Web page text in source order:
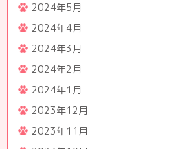
2024年5月
2024年4月
2024年3月
2024年2月
2024年1月
2023年12月
2023年11月